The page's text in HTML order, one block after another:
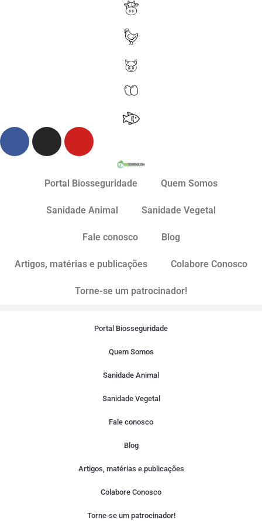
Portal Biosseguridade Quem Somos
Sanidade Animal Sanidade Vegetal
Fale conosco Blog
Artigos, matérias e publicações Colabore Conosco
Torne-se um patrocinador!
Portal Biosseguridade
Quem Somos
Sanidade Animal
Sanidade Vegetal
Fale conosco
Blog
Artigos, matérias e publicações
Colabore Conosco
Torne-se um patrocinador!